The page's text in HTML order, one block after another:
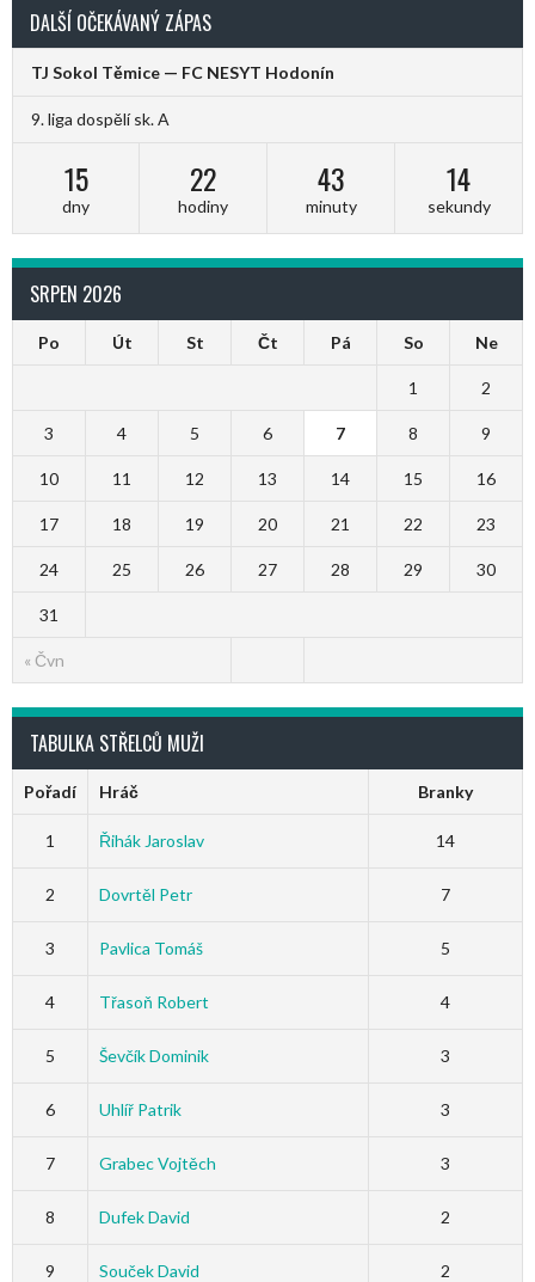
DALŠÍ OČEKÁVANÝ ZÁPAS
TJ Sokol Těmice — FC NESYT Hodonín
9. liga dospělí sk. A
15
dny
22
hodiny
43
minuty
13
sekundy
SRPEN 2026
Po Út St Čt Pá So Ne
« Čvn
1 2
3 4 5 6 7 8 9
10 11 12 13 14 15 16
17 18 19 20 21 22 23
24 25 26 27 28 29 30
31
TABULKA STŘELCŮ MUŽI
Pořadí Hráč Branky
1 Řihák Jaroslav 14
2 Dovrtěl Petr 7
3 Pavlica Tomáš 5
4 Třasoň Robert 4
5 Ševčík Dominik 3
6 Uhlíř Patrik 3
7 Grabec Vojtěch 3
8 Dufek David 2
9 Souček David 2